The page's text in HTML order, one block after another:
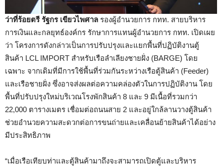
ว่าที่ร้อยตรี รัฐกร เขียวไพศาล รองผู้อำนวยการ กทท. สายบริหาร
การเงินและกลยุทธ์องค์กร รักษาการแทนผู้อำนวยการ กทท. เปิดเผย
ว่า โครงการดังกล่าวเป็นการปรับปรุงและแยกพื้นที่ปฏิบัติงานตู้
สินค้า LCL IMPORT สำหรับเรือลำเลียงชายฝั่ง (BARGE) โดย
เฉพาะ จากเดิมที่มีการใช้พื้นที่ร่วมกันระหว่างเรือตู้สินค้า (Feeder)
และเรือชายฝั่ง ซึ่งอาจส่งผลต่อความคล่องตัวในการปฏิบัติงาน โดย
พื้นที่ปรับปรุงใหม่บริเวณโรงพักสินค้า 8 และ 9 มีเนื้อที่รวมกว่า
22,000 ตารางเมตร เชื่อมต่อถนนสาย 2 และอยู่ใกล้ลานวางตู้สินค้า
ช่วยอำนวยความสะดวกต่อการขนถ่ายและเคลื่อนย้ายสินค้าได้อย่าง
มีประสิทธิภาพ
“เมื่อเรือเทียบท่าและตู้สินค้ามาถึงจะสามารถเปิดตู้และบริหาร